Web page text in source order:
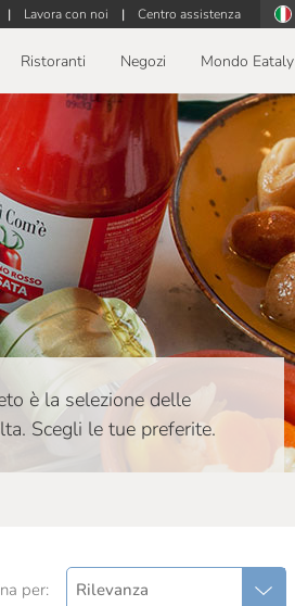
| Lavora con noi | Centro assistenza
Ristoranti Negozi Mondo Eataly
è la selezione delle
Scegli le tue preferite.
per: Rilevanza